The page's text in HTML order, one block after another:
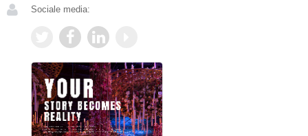
Sociale media: